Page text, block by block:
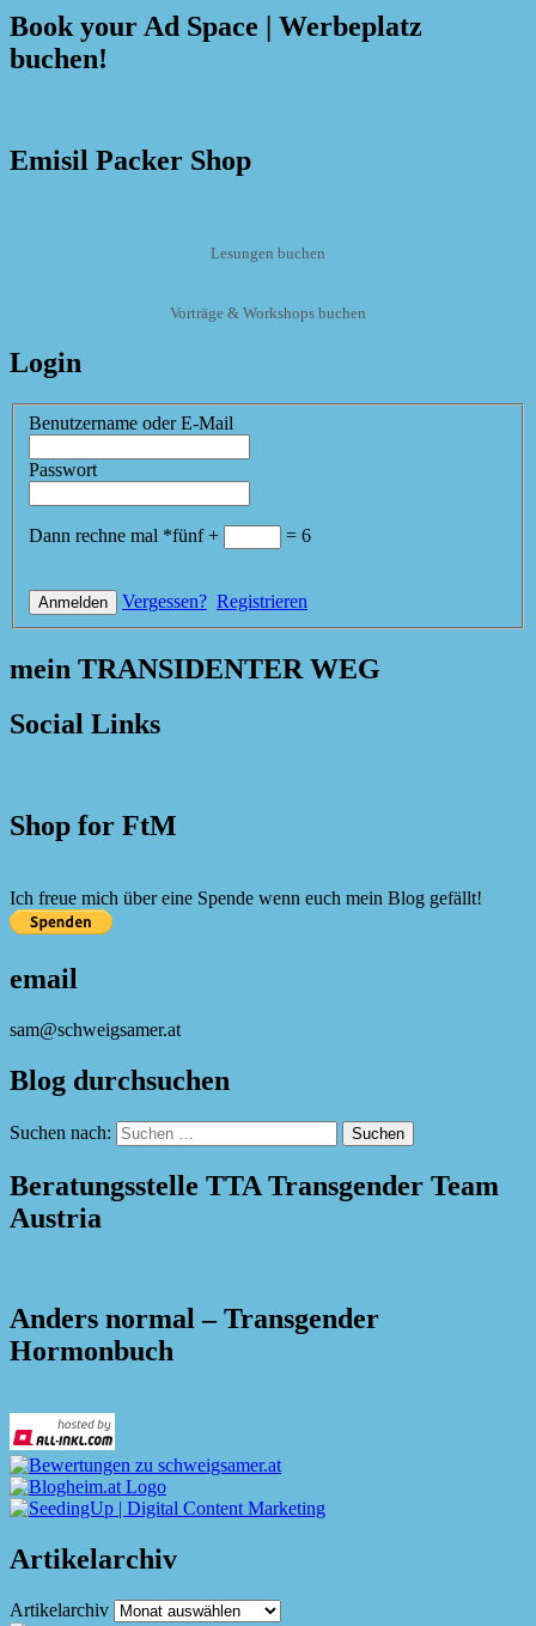
Book your Ad Space | Werbeplatz
buchen!
Emisil Packer Shop
Lesungen buchen
Vorträge & Workshops buchen
Login
Benutzername oder E-Mail
Passwort
Dann rechne mal *fünf+ = 6
Vergessen? Registrieren
mein TRANSIDENTER WEG
Social Links
Shop for FtM
Ich freue mich über eine Spende wenn euch mein Blog gefällt!
email
sam@schweigsamer.at
Blog durchsuchen
Suchen nach:
Beratungsstelle TTA Transgender Team
Austria
Anders normal – Transgender
Hormonbuch
Artikelarchiv
Artikelarchiv